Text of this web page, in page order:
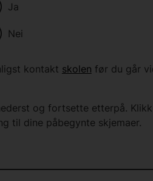
Ja
Nei
kontakt skolen før du går
og fortsette etterpå.
til dine påbegynte skjemaer.